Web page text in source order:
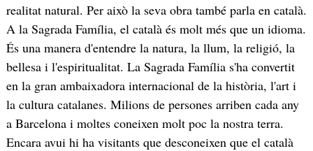
realitat natural. Per això la seva obra també parla en català.
A la Sagrada Família, el català és molt més que un idioma.
És una manera d'entendre la natura, la llum, la religió, la
bellesa i l'espiritualitat. La Sagrada Família s'ha convertit
en la gran ambaixadora internacional de la història, l'art i
la cultura catalanes. Milions de persones arriben cada any
a Barcelona i moltes coneixen molt poc la nostra terra.
Encara avui hi ha visitants que desconeixen que el català